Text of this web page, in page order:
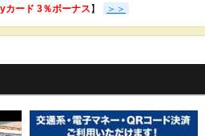
カード 3％ボーナス 】 ＞＞